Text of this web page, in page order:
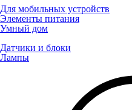
Для мобильных устройств
Элементы питания
Умный дом
Датчики и блоки
Лампы